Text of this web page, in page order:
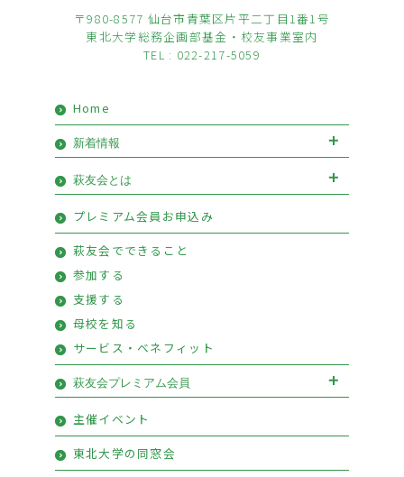
〒980-8577 仙台市青葉区片平二丁目1番1号
東北大学総務企画部基金・校友事業室内
TEL : 022-217-5059
Home
新着情報
お知らせ
イベント
優待情報
活動報告
萩友会とは
会長挨拶
萩友会のご案内
プレミアム会員お申込み
萩友会でできること
参加する
支援する
母校を知る
サービス・ベネフィット
萩友会プレミアム会員
萩友会プレミアム会員お申込み
プレミアム会員特典
主催イベント
東北大学の同窓会